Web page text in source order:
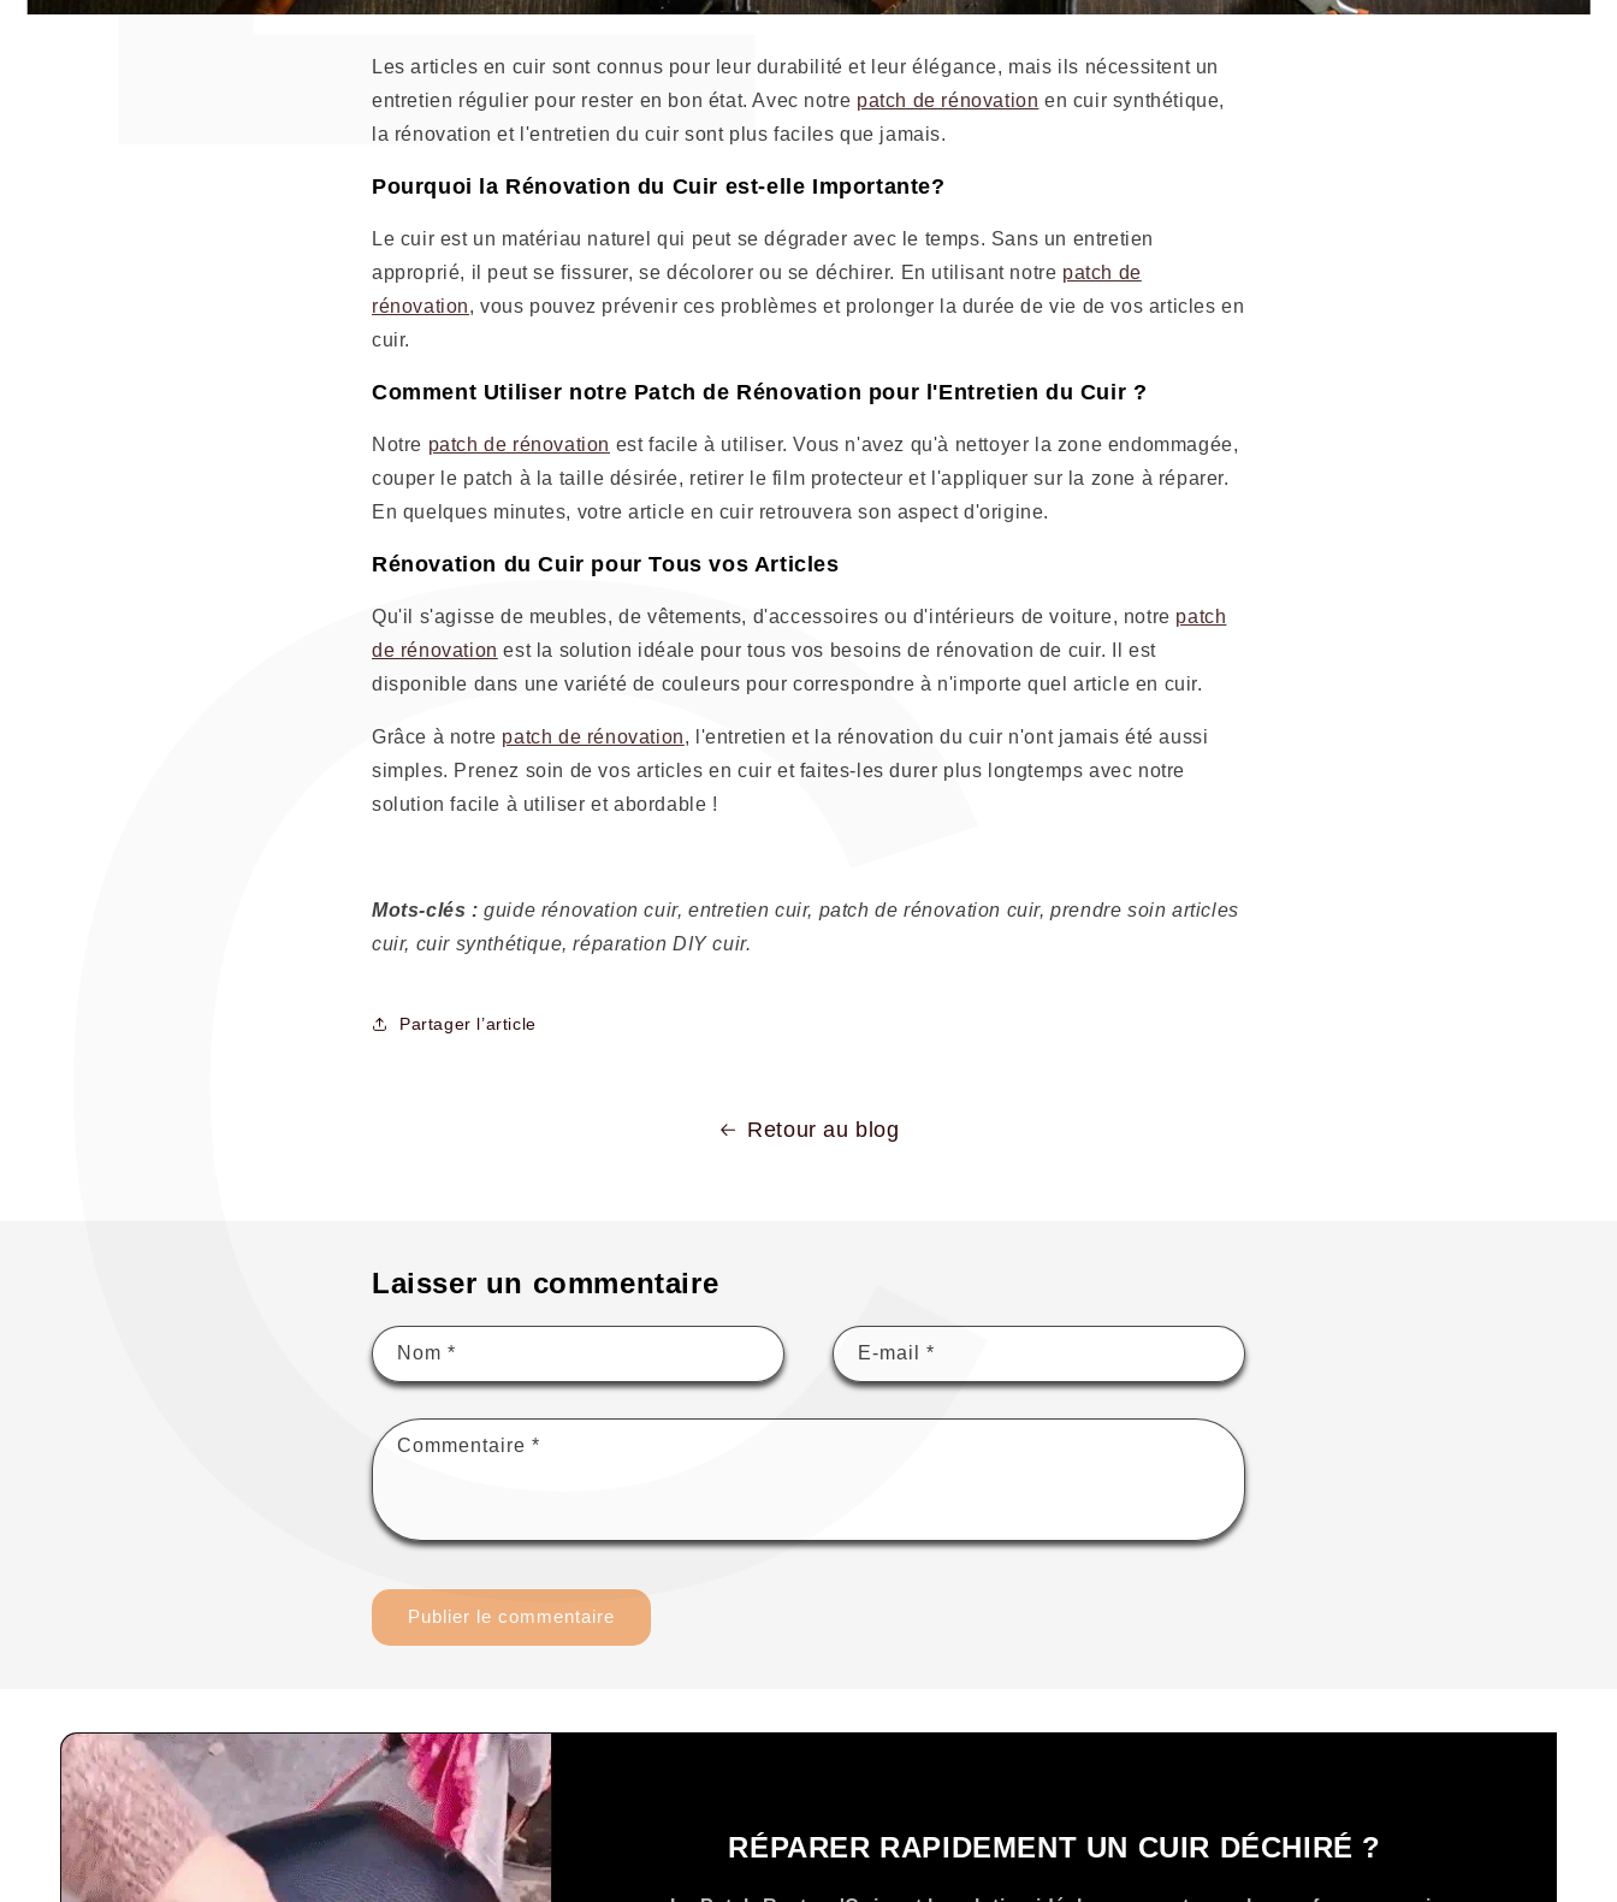
C
Les articles en cuir sont connus pour leur durabilité et leur élégance, mais ils nécessitent un
entretien régulier pour rester en bon état. Avec notre patch de rénovation en cuir synthétique,
la rénovation et l'entretien du cuir sont plus faciles que jamais.
Pourquoi la Rénovation du Cuir est-elle Importante?
Le cuir est un matériau naturel qui peut se dégrader avec le temps. Sans un entretien
approprié, il peut se fissurer, se décolorer ou se déchirer. En utilisant notre patch de
rénovation, vous pouvez prévenir ces problèmes et prolonger la durée de vie de vos articles en
cuir.
Comment Utiliser notre Patch de Rénovation pour l'Entretien du Cuir ?
Notre patch de rénovation est facile à utiliser. Vous n'avez qu'à nettoyer la zone endommagée,
couper le patch à la taille désirée, retirer le film protecteur et l'appliquer sur la zone à réparer.
En quelques minutes, votre article en cuir retrouvera son aspect d'origine.
Rénovation du Cuir pour Tous vos Articles
Qu'il s'agisse de meubles, de vêtements, d'accessoires ou d'intérieurs de voiture, notre patch
de rénovation est la solution idéale pour tous vos besoins de rénovation de cuir. Il est
disponible dans une variété de couleurs pour correspondre à n'importe quel article en cuir.
Grâce à notre patch de rénovation, l'entretien et la rénovation du cuir n'ont jamais été aussi
simples. Prenez soin de vos articles en cuir et faites-les durer plus longtemps avec notre
solution facile à utiliser et abordable !
Mots-clés : guide rénovation cuir, entretien cuir, patch de rénovation cuir, prendre soin articles
cuir, cuir synthétique, réparation DIY cuir.
Partager l’article
Retour au blog
Laisser un commentaire
Nom * E-mail *
Commentaire *
RÉPARER RAPIDEMENT UN CUIR DÉCHIRÉ ?